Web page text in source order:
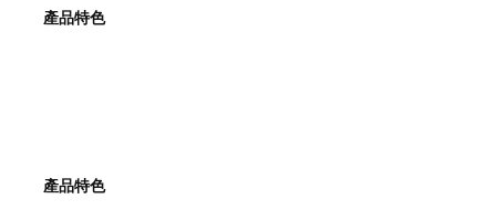
產品特色
產品特色